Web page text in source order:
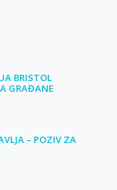
BRISTOL
GRAĐANE
– POZIV ZA